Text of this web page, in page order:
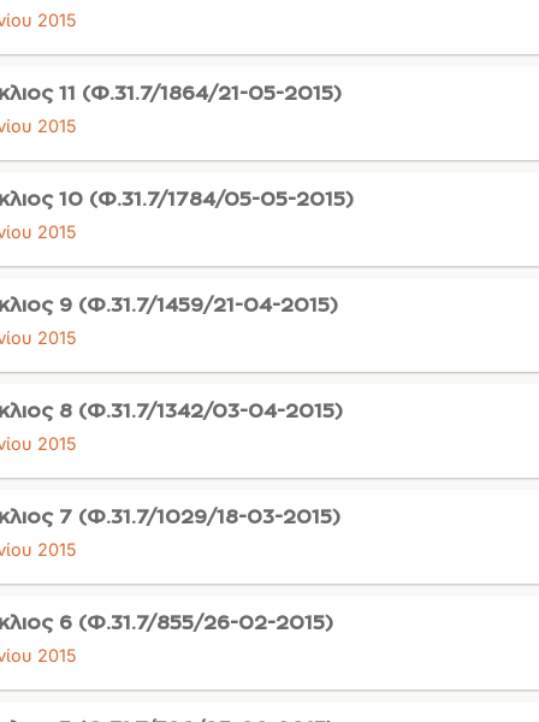
2015
11 (Φ.31.7/1864/21-05-2015)
2015
10 (Φ.31.7/1784/05-05-2015)
2015
9 (Φ.31.7/1459/21-04-2015)
2015
8 (Φ.31.7/1342/03-04-2015)
2015
7 (Φ.31.7/1029/18-03-2015)
2015
6 (Φ.31.7/855/26-02-2015)
2015